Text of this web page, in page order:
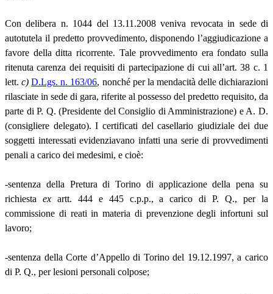
Con delibera n. 1044 del 13.11.2008 veniva revocata in sede di
autotutela il predetto provvedimento, disponendo l’aggiudicazione a
favore della ditta ricorrente. Tale provvedimento era fondato sulla
ritenuta carenza dei requisiti di partecipazione di cui all’art. 38 c. 1
lett.c) D.Lgs. n. 163/06, nonché per la mendacità delle dichiarazioni
rilasciate in sede di gara, riferite al possesso del predetto requisito, da
parte di P. Q. (Presidente del Consiglio di Amministrazione) e A. D.
(consigliere delegato). I certificati del casellario giudiziale dei due
soggetti interessati evidenziavano infatti una serie di provvedimenti
penali a carico dei medesimi, e cioè:
-sentenza della Pretura di Torino di applicazione della pena su
richiesta exartt. 444 e 445 c.p.p., a carico di P. Q., per la
commissione di reati in materia di prevenzione degli infortuni sul
lavoro;
-sentenza della Corte d’Appello di Torino del 19.12.1997, a carico
di P. Q., per lesioni personali colpose;